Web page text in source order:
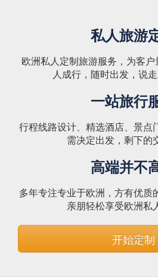
私人旅游
欧洲私人定制旅游服务，为客
人成行，随时出发，说走
一站旅行
行程线路设计、精选酒店、景
需决定出发，剩下的
高端并不
多年专注专业于欧洲，方有优质
亲朋轻松享受欧洲私
开始定制